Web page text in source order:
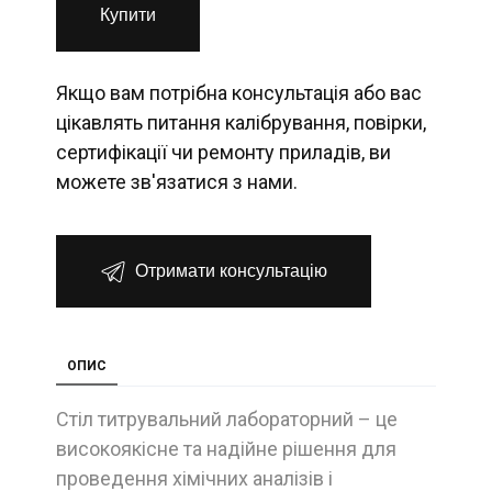
Купити
Якщо вам потрібна консультація або вас
цікавлять питання калібрування, повірки,
сертифікації чи ремонту приладів, ви
можете зв'язатися з нами.
Отримати консультацію
ОПИС
Стіл титрувальний лабораторний – це
високоякісне та надійне рішення для
проведення хімічних аналізів і